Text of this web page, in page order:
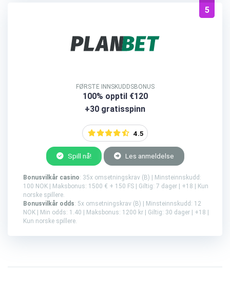
5
FØRSTE INNSKUDDSBONUS
100% opptil €120
+30 gratisspinn
4.5
Spill nå! Les anmeldelse
Bonusvilkår casino: 35x omsetningskrav (B) | Minsteinnskudd:
100 NOK | Maksbonus: 1500 € + 150 FS | Giltig: 7 dager | +18 | Kun
norske spillere.
Bonusvilkår odds: 5x omsetningskrav (B) | Minsteinnskudd: 12
NOK | Min odds: 1.40 | Maksbonus: 1200 kr | Giltig: 30 dager | +18 |
Kun norske spillere.